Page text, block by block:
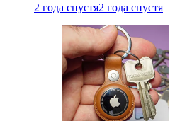
2 года спустя2 года спустя